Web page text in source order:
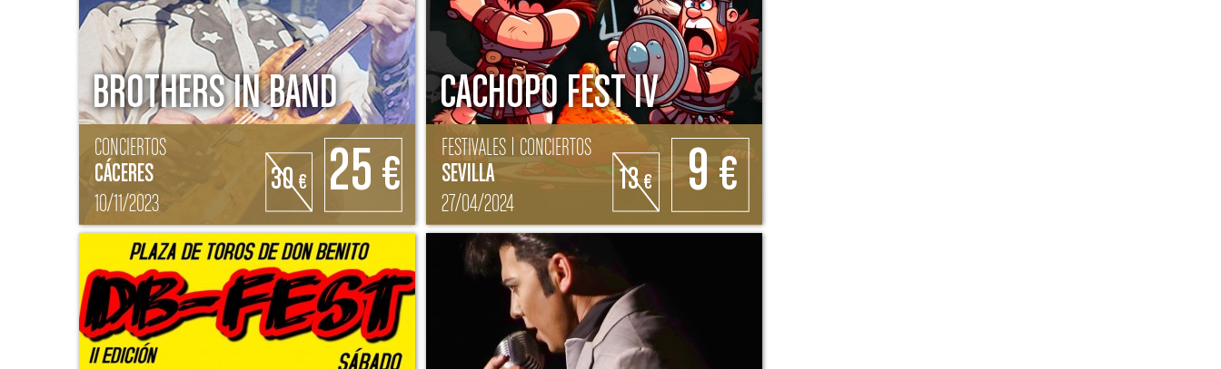
BROTHERS IN BAND
CONCIERTOS
CÁCERES
10/11/2023
30€ 25 €
CACHOPO FEST IV
FESTIVALES | CONCIERTOS
SEVILLA
27/04/2024
13€ 9€